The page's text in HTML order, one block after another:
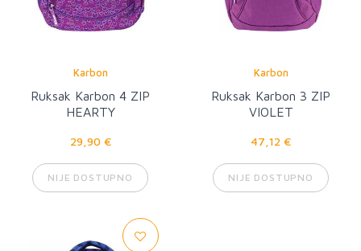
Karbon
Ruksak Karbon 4 ZIP
HEARTY
29,90 €
NIJE DOSTUPNO
Karbon
Ruksak Karbon 3 ZIP
VIOLET
47,12 €
NIJE DOSTUPNO